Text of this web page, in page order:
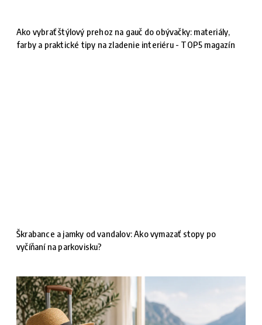
Ako vybrať štýlový prehoz na gauč do obývačky: materiály,
farby a praktické tipy na zladenie interiéru - TOP5 magazín
Škrabance a jamky od vandalov: Ako vymazať stopy po
vyčíňaní na parkovisku?